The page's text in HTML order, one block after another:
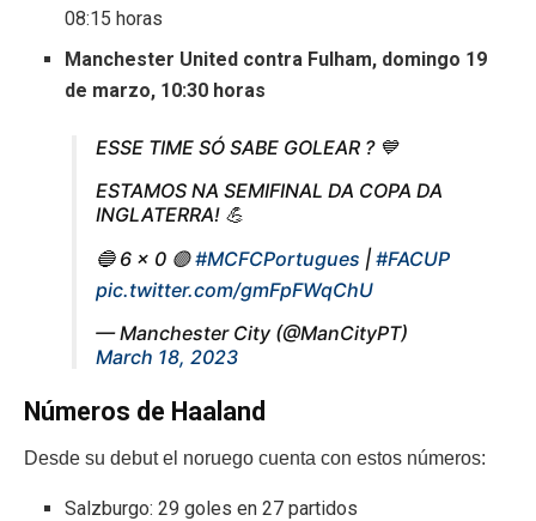
08:15 horas
Manchester United contra Fulham, domingo 19
de marzo, 10:30 horas
ESSE TIME SÓ SABE GOLEAR ? 💙
ESTAMOS NA SEMIFINAL DA COPA DA
INGLATERRA! 💪
🔵 6 x 0 🟣#MCFCPortugues | #FACUP
pic.twitter.com/gmFpFWqChU
— Manchester City (@ManCityPT)
March 18, 2023
Números de Haaland
Desde su debut el noruego cuenta con estos números:
Salzburgo: 29 goles en 27 partidos